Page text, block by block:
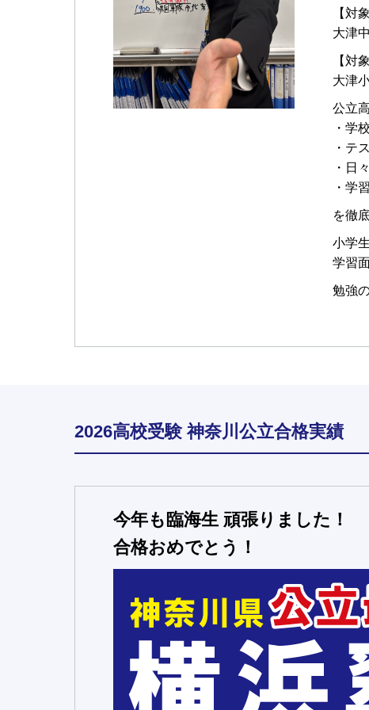
【対
大津
【対
大津
公立
・学
・テ
・日
・学
を徹
小学
学習
勉強
2026高校受験 神奈川公立合格実績
今年も臨海生 頑張りました！
合格おめでとう！